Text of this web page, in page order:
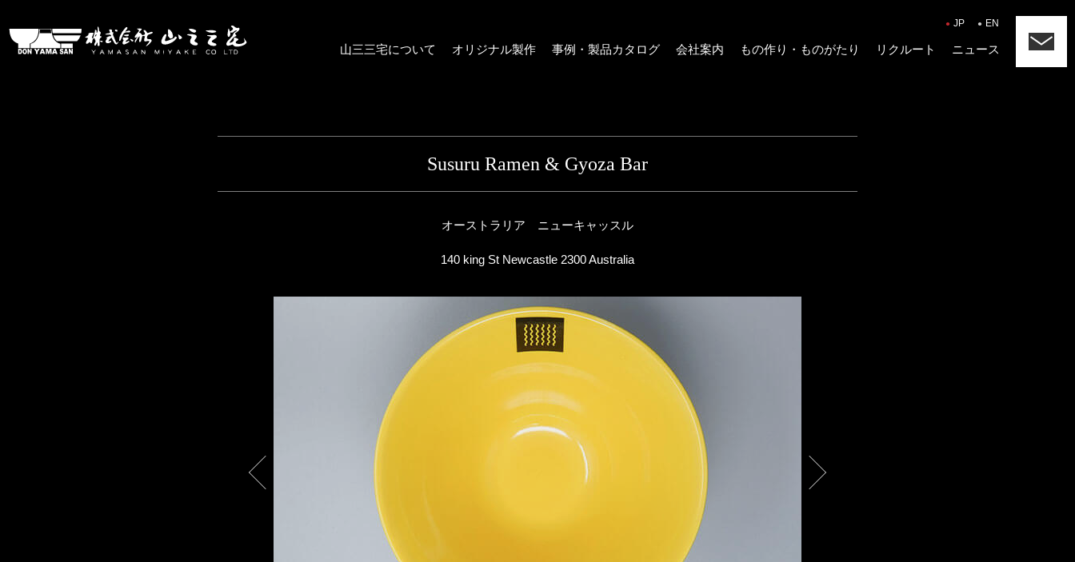
山三三宅について
オリジナル製作 事例・製品カタログ 会社案内 もの作り・ものがたり リクルート ニュース
JP EN
Susuru Ramen & Gyoza Bar
オーストラリア ニューキャッスル
140 king St Newcastle 2300 Australia